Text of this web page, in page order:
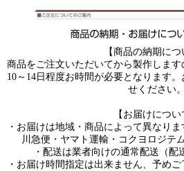
【商品の納期につ
商品をご注文いただいてから製作しま
10～14日程度お時間が必要となります
せください。
【お届けについ
・お届けは地域・商品によって異なり
川急便・ヤマト運輸・コクヨロジテ
・配送は業者向けの通常配送（配
・お届け時間指定は出来ません、予め